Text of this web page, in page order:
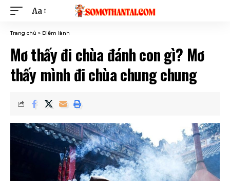
Aa
Trang chủ » Điềm lành
Mơ thấy đi chùa đánh con gì? Mơ
thấy mình đi chùa chung chung